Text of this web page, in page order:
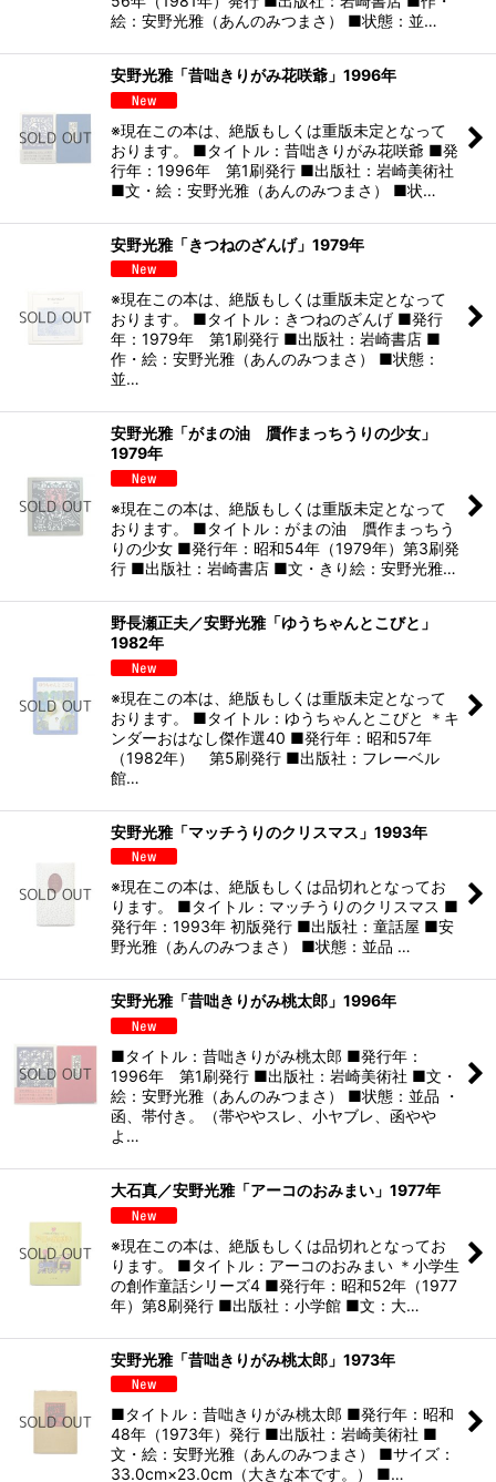
絵：安野光雅（あんのみつまさ） ■状態：並…
安野光雅「昔咄きりがみ花咲爺」1996年
※現在この本は、絶版もしくは重版未定となって
おります。 ■タイトル：昔咄きりがみ花咲爺 ■発
行年：1996年 第1刷発行 ■出版社：岩崎美術社
■文・絵：安野光雅（あんのみつまさ） ■状…
安野光雅「きつねのざんげ」1979年
※現在この本は、絶版もしくは重版未定となって
おります。 ■タイトル：きつねのざんげ ■発行
年：1979年 第1刷発行 ■出版社：岩崎書店 ■
作・絵：安野光雅（あんのみつまさ） ■状態：
並…
安野光雅「がまの油 贋作まっちうりの少女」
1979年
※現在この本は、絶版もしくは重版未定となって
おります。 ■タイトル：がまの油 贋作まっちう
りの少女 ■発行年：昭和54年（1979年）第3刷発
行 ■出版社：岩崎書店 ■文・きり絵：安野光雅…
野長瀬正夫／安野光雅「ゆうちゃんとこびと」
1982年
※現在この本は、絶版もしくは重版未定となって
おります。 ■タイトル：ゆうちゃんとこびと ＊キ
ンダーおはなし傑作選40 ■発行年：昭和57年
（1982年） 第5刷発行 ■出版社：フレーベル
館…
安野光雅「マッチうりのクリスマス」1993年
※現在この本は、絶版もしくは品切れとなってお
ります。 ■タイトル：マッチうりのクリスマス ■
発行年：1993年 初版発行 ■出版社：童話屋 ■安
野光雅（あんのみつまさ） ■状態：並品 …
安野光雅「昔咄きりがみ桃太郎」1996年
■タイトル：昔咄きりがみ桃太郎 ■発行年：
1996年 第1刷発行 ■出版社：岩崎美術社 ■文・
絵：安野光雅（あんのみつまさ） ■状態：並品 ・
函、帯付き。（帯ややスレ、小ヤブレ、函やや
よ…
大石真／安野光雅「アーコのおみまい」1977年
※現在この本は、絶版もしくは品切れとなってお
ります。 ■タイトル：アーコのおみまい ＊小学生
の創作童話シリーズ4 ■発行年：昭和52年（1977
年）第8刷発行 ■出版社：小学館 ■文：大…
安野光雅「昔咄きりがみ桃太郎」1973年
■タイトル：昔咄きりがみ桃太郎 ■発行年：昭和
48年（1973年）発行 ■出版社：岩崎美術社 ■
文・絵：安野光雅（あんのみつまさ） ■サイズ：
33.0cm×23.0cm（大きな本です。） ■…